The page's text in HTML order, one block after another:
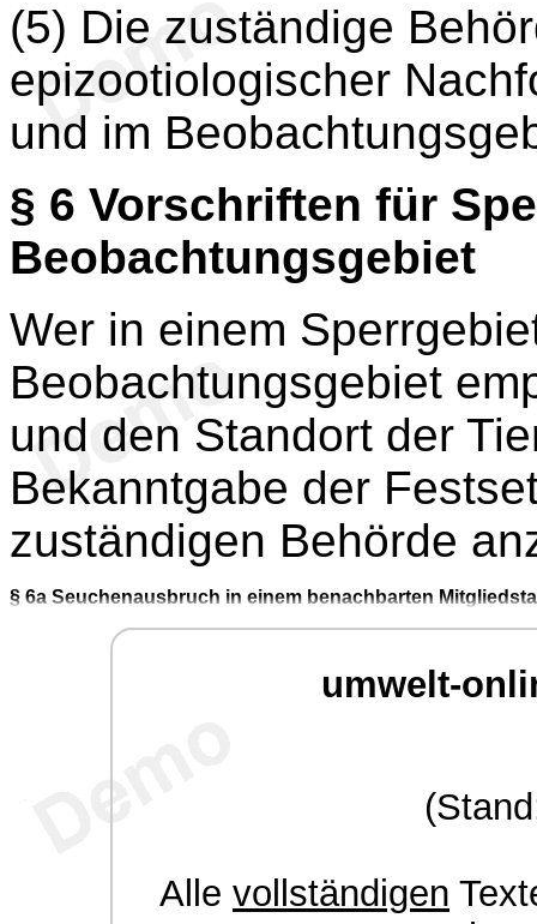
(5) Die zuständige
epizootiologischer
und im
§ 6 Vorschriften für
Beobachtungsgebiet
Wer in einem
Beobachtungsgebiet
und den Standort der
Bekanntgabe der
zuständigen Behörde
§ 6a Seuchenausbruch in einem benachbarten
umwelt-
Alle vollständigen